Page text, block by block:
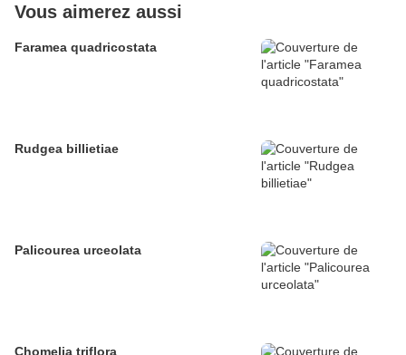
Vous aimerez aussi
Faramea quadricostata
Rudgea billietiae
Palicourea urceolata
Chomelia triflora